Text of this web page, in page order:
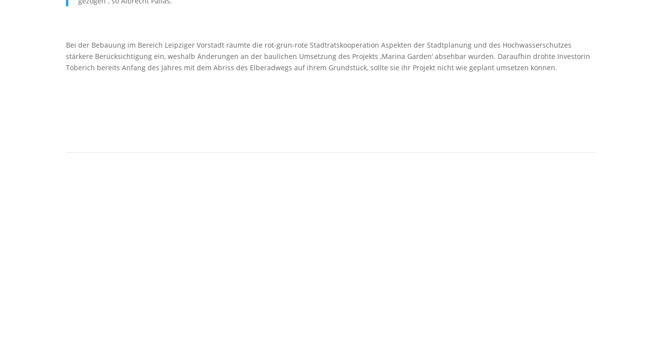
Bei der Bebauung im Bereich Leipziger Vorstadt räumte die rot-grün-rote Stadtratskooperation Aspekten der Stadtplanung und des Hochwasserschutzes
stärkere Berücksichtigung ein, weshalb Änderungen an der baulichen Umsetzung des Projekts ‚Marina Garden‘ absehbar wurden. Daraufhin drohte Investorin
Töberich bereits Anfang des Jahres mit dem Abriss des Elberadwegs auf ihrem Grundstück, sollte sie ihr Projekt nicht wie geplant umsetzen können.